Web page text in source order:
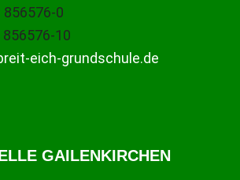
856576-0
10
eich-grundschule.de
GAILENKIRCHEN